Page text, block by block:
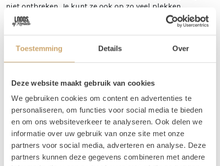
Toestemming Details Over
Deze website maakt gebruik van cookies
We gebruiken cookies om content en advertenties te
personaliseren, om functies voor social media te bieden
en om ons websiteverkeer te analyseren. Ook delen we
informatie over uw gebruik van onze site met onze
partners voor social media, adverteren en analyse. Deze
partners kunnen deze gegevens combineren met andere
niet ontbreken. Je kunt ze ook op zo veel plekken
gebruiken! Zo kun je een perzische tapijt gebruiken bij
jullie welkomst hoek, maar je kunt ook meerdere tapijten
zelf ook veel bij het creëren van verschillende zitjes. Ook
leuk: mix ze met watjute tapijtjes!
Afmetingen
Tapijt Jan is 140 x 180 cm
Vragen
Wil je weten welke tapijten mooi bij elkaar staan, maar
kun je dit zelf niet zo goed bepalen via de foto's? Stuur